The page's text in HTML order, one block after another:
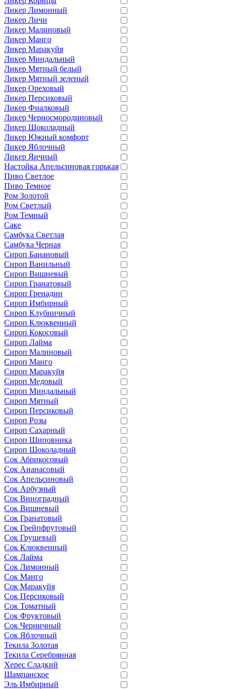
Ликер Лимонный
Ликер Личи
Ликер Малиновый
Ликер Манго
Ликер Маракуйя
Ликер Миндальный
Ликер Мятный белый
Ликер Мятный зеленый
Ликер Ореховый
Ликер Персиковый
Ликер Фиалковый
Ликер Черносмородиновый
Ликер Шоколадный
Ликер Южный комфорт
Ликер Яблочный
Ликер Яичный
Настойка Апельсиновая горькая
Пиво Светлое
Пиво Темное
Ром Золотой
Ром Светлый
Ром Темный
Саке
Самбука Светлая
Самбука Черная
Сироп Банановый
Сироп Ванильный
Сироп Вишневый
Сироп Гранатовый
Сироп Гренадин
Сироп Имбирный
Сироп Клубничный
Сироп Клюквенный
Сироп Кокосовый
Сироп Лайма
Сироп Малиновый
Сироп Манго
Сироп Маракуйя
Сироп Медовый
Сироп Миндальный
Сироп Мятный
Сироп Персиковый
Сироп Розы
Сироп Сахарный
Сироп Шиповника
Сироп Шоколадный
Сок Абрикосовый
Сок Ананасовый
Сок Апельсиновый
Сок Арбузный
Сок Виноградный
Сок Вишневый
Сок Гранатовый
Сок Грейпфрутовый
Сок Грушевый
Сок Клюквенный
Сок Лайма
Сок Лимонный
Сок Манго
Сок Маракуйя
Сок Персиковый
Сок Томатный
Сок Фруктовый
Сок Черничный
Сок Яблочный
Текила Золотая
Текила Серебрянная
Херес Сладкий
Шампанское
Эль Имбирный